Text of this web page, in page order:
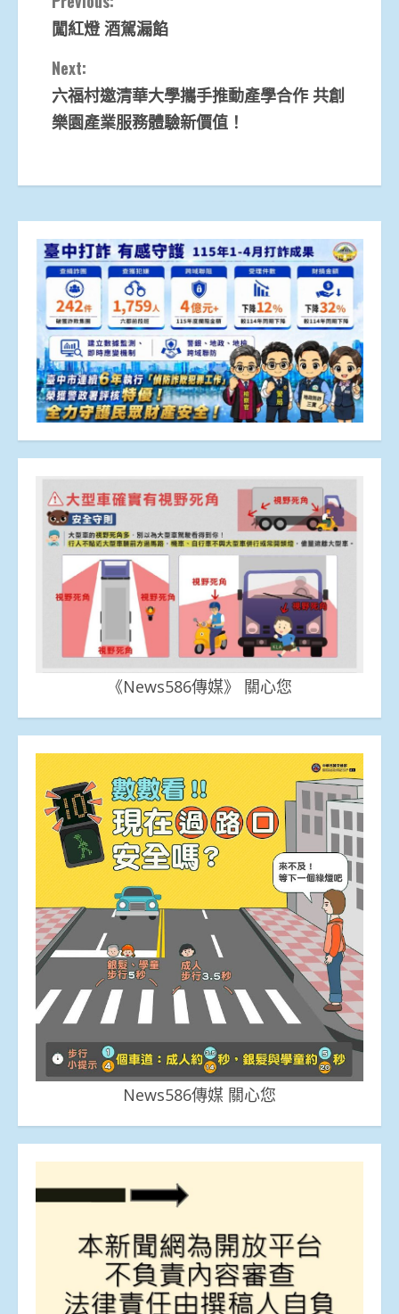
Reading
闖紅燈 酒駕漏餡
Next:
六福村邀清華大學攜手推動產學合作 共創
樂園產業服務體驗新價值！
《News586傳媒》 關心您
News586傳媒 關心您